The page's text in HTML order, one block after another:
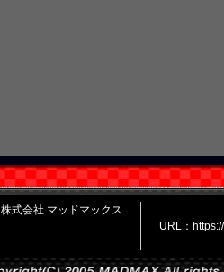
株式会社 マッドマックス
URL：